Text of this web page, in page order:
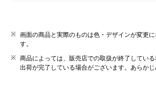
画面の商品と実際のものは色・デザインが変更
す。
商品によっては、販売店での取扱が終了している
出荷が完了している場合がございます。あらかじ